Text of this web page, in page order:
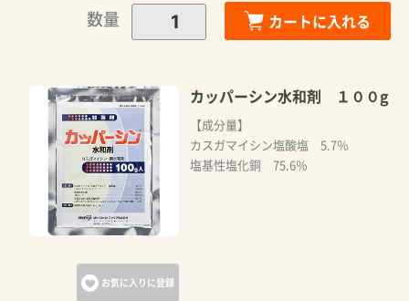
数量 カートに入れる
お気に入りに登録
カッパーシン水和剤 １００g
【成分量】
カスガマイシン塩酸塩 5.7％
塩基性塩化銅 75.6％